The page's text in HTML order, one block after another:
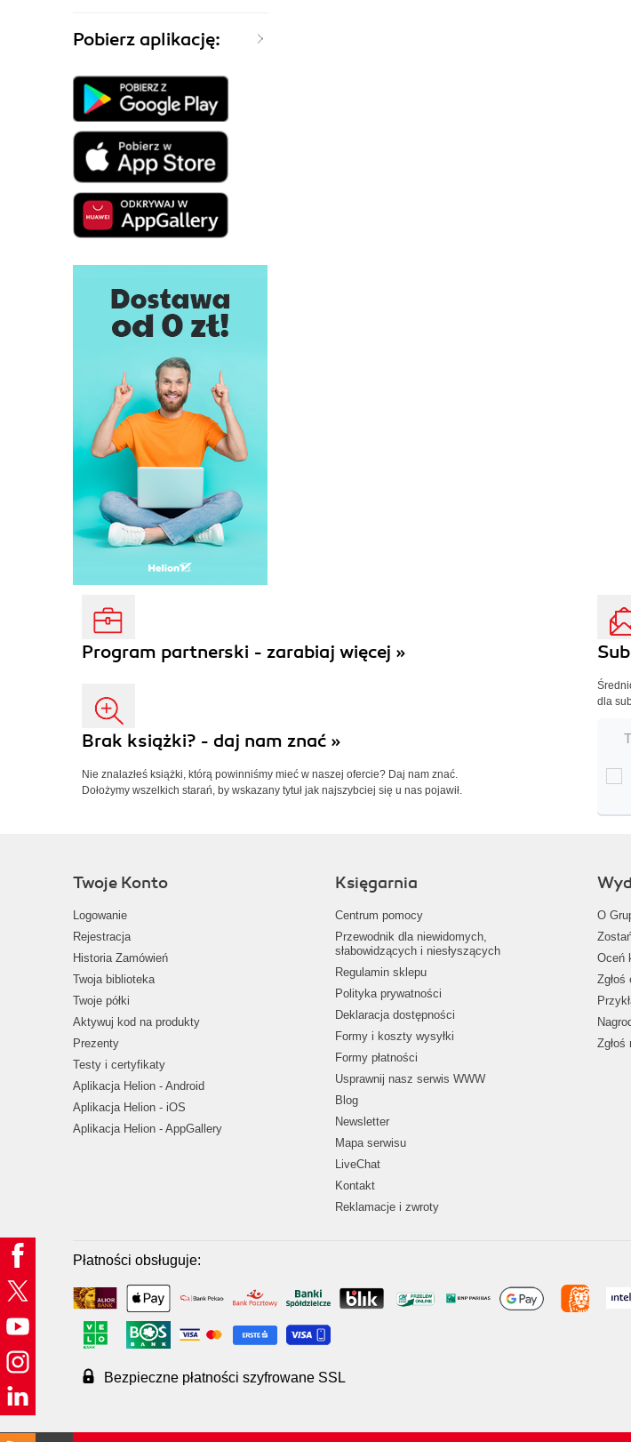
Pobierz aplikację:
Program partnerski - zarabiaj więcej »
Brak książki? - daj nam znać »
Nie znalazłeś książki, którą powinniśmy mieć w naszej ofercie? Daj nam znać.
Dołożymy wszelkich starań, by wskazany tytuł jak najszybciej się u nas pojawił.
dla
Twoje Konto
Logowanie
Rejestracja
Historia Zamówień
Twoja biblioteka
Twoje półki
Aktywuj kod na produkty
Prezenty
Testy i certyfikaty
Aplikacja Helion - Android
Aplikacja Helion - iOS
Aplikacja Helion - AppGallery
Księgarnia
Centrum pomocy
Przewodnik dla niewidomych,
słabowidzących i niesłyszących
Regulamin sklepu
Polityka prywatności
Deklaracja dostępności
Formy i koszty wysyłki
Formy płatności
Usprawnij nasz serwis WWW
Blog
Newsletter
Mapa serwisu
LiveChat
Kontakt
Reklamacje i zwroty
O
Oceń
Zgłoś
Płatności obsługuje:
Bezpieczne płatności szyfrowane SSL